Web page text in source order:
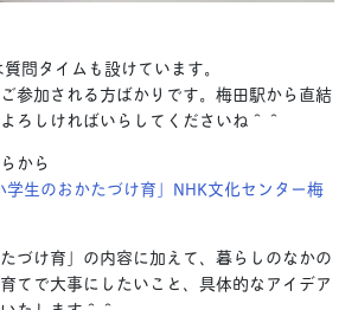
問タイムも設けています。
参加される方ばかりです。梅田駅から直結
ろしければいらしてくださいね＾＾
から
生のおかたづけ育」NHK文化センター梅
づけ育」の内容に加えて、暮らしのなかの
てで大事にしたいこと、具体的なアイデア